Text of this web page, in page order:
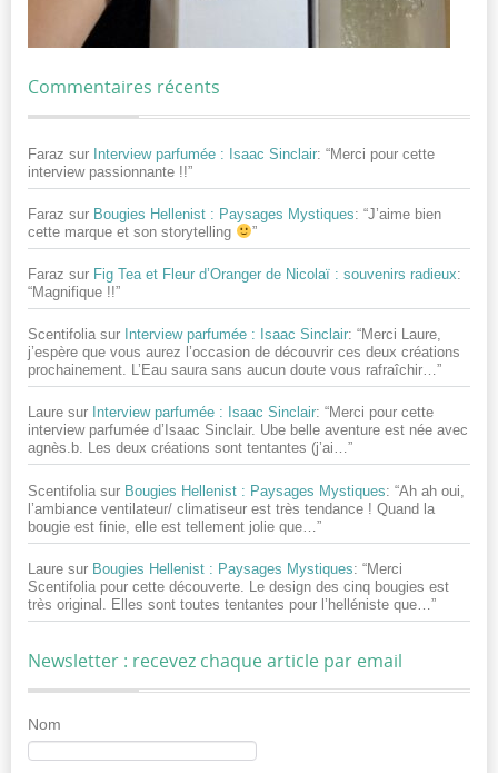
Commentaires récents
Faraz sur Interview parfumée : Isaac Sinclair: “Merci pour cette
interview passionnante !!”
Faraz sur Bougies Hellenist : Paysages Mystiques: “J’aime bien
cette marque et son storytelling
”
Faraz sur Fig Tea et Fleur d’Oranger de Nicolaï : souvenirs radieux:
“Magnifique !!”
Scentifolia sur Interview parfumée : Isaac Sinclair: “Merci Laure,
j’espère que vous aurez l’occasion de découvrir ces deux créations
prochainement. L’Eau saura sans aucun doute vous rafraîchir…”
Laure sur Interview parfumée : Isaac Sinclair: “Merci pour cette
interview parfumée d’Isaac Sinclair. Ube belle aventure est née avec
agnès.b. Les deux créations sont tentantes (j’ai…”
Scentifolia sur Bougies Hellenist : Paysages Mystiques: “Ah ah oui,
l’ambiance ventilateur/ climatiseur est très tendance ! Quand la
bougie est finie, elle est tellement jolie que… ”
Laure sur Bougies Hellenist : Paysages Mystiques: “Merci
Scentifolia pour cette découverte. Le design des cinq bougies est
très original. Elles sont toutes tentantes pour l’helléniste que… ”
Newsletter : recevez chaque article par email
Nom